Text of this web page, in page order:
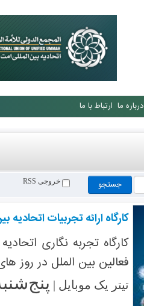
درباره ما ارتباط با ما
خروجی RSS
کارگاه ارائه تجربیات
کارگاه تجربه نگاری
فعالین بین الملل در روز های
تیتر یک موبایل | پنج‌شنبه ۲۶ تیر